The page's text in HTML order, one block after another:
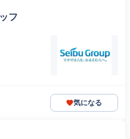
フ
気になる